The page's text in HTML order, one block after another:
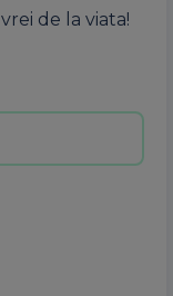
de la viata!